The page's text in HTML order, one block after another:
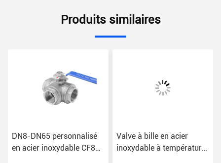
Produits similaires
DN8-DN65 personnalisé
en acier inoxydable CF8
Valve à bille en acier
inoxydable à température